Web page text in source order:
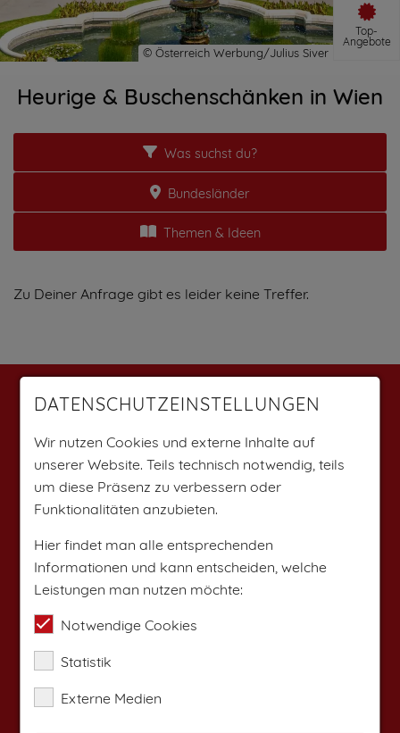
Top-
Angebote
Heurige & Buschenschänken in Wien
Was suchst du?
Bundesländer
Themen & Ideen
Zu Deiner Anfrage gibt es leider keine Treffer.
Weitere Angebote findest du auf:
DATENSCHUTZEINSTELLUNGEN
Wir nutzen Cookies und externe Inhalte auf
unserer Website. Teils technisch notwendig, teils
um diese Präsenz zu verbessern oder
Funktionalitäten anzubieten.
Hier findet man alle entsprechenden
Informationen und kann entscheiden, welche
Leistungen man nutzen möchte:
Notwendige Cookies
Statistik
Externe Medien